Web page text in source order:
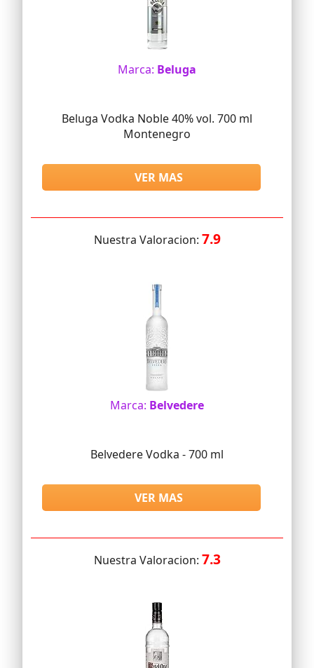
Marca: Beluga
Beluga Vodka Noble 40% vol. 700 ml
Montenegro
VER MAS
Nuestra Valoracion: 7.9
Marca: Belvedere
Belvedere Vodka - 700 ml
VER MAS
Nuestra Valoracion: 7.3